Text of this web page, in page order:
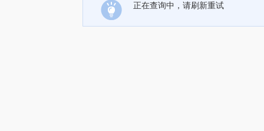
正在查询中，请刷新重试